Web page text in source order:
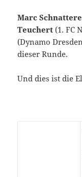
Marc
Teuchert (1. FC
(Dynamo
dieser Runde.
Und dies ist die